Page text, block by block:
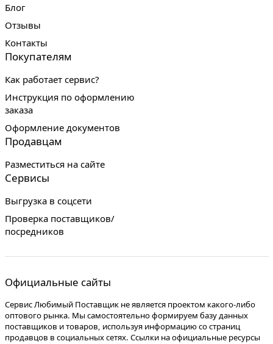
Блог
Отзывы
Контакты
Покупателям
Как работает сервис?
Инструкция по оформлению
заказа
Оформление документов
Продавцам
Разместиться на сайте
Сервисы
Выгрузка в соцсети
Проверка поставщиков/
посредников
Официальные сайты
Сервис Любимый Поставщик не является проектом какого-либо
оптового рынка. Мы самостоятельно формируем базу данных
поставщиков и товаров, используя информацию со страниц
продавцов в социальных сетях. Ссылки на официальные ресурсы